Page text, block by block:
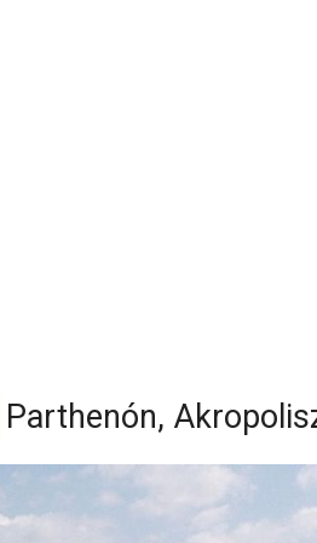
Parthenón,